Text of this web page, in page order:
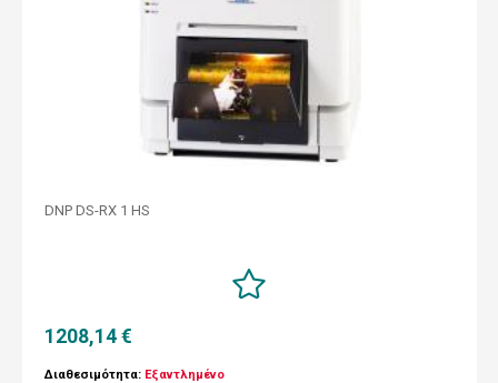
DNP DS-RX 1 HS
1208,14 €
Διαθεσιμότητα: Εξαντλημένο